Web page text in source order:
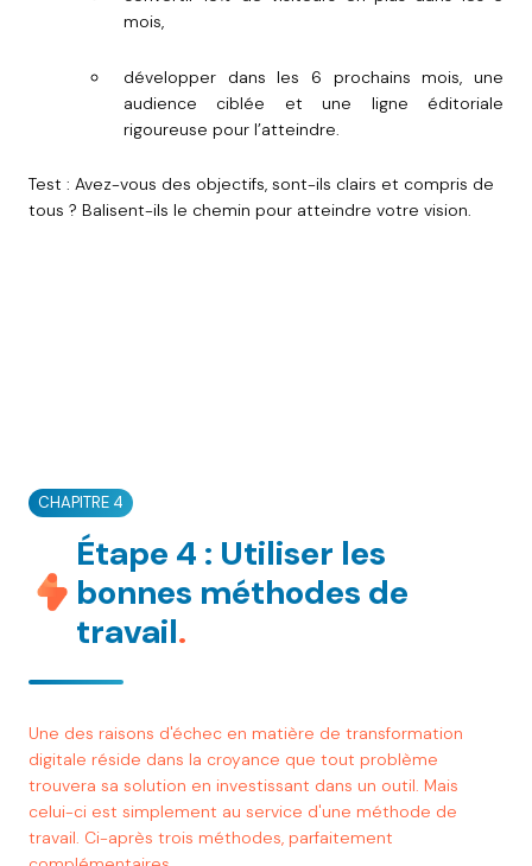
mois,
développer dans les 6 prochains mois, une
audience ciblée et une ligne éditoriale
rigoureuse pour l’atteindre.
Test : Avez-vous des objectifs, sont-ils clairs et compris de
tous ? Balisent-ils le chemin pour atteindre votre vision.
CHAPITRE 4
Étape 4 : Utiliser les
bonnes méthodes de
travail.
Une des raisons d'échec en matière de transformation
digitale réside dans la croyance que tout problème
trouvera sa solution en investissant dans un outil. Mais
celui-ci est simplement au service d'une méthode de
travail. Ci-après trois méthodes, parfaitement